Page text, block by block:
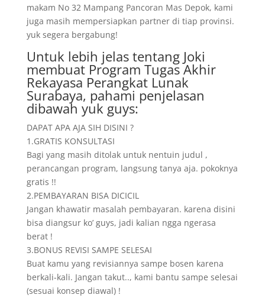
makam No 32 Mampang Pancoran Mas Depok, kami
juga masih mempersiapkan partner di tiap provinsi.
yuk segera bergabung!
Untuk lebih jelas tentang Joki
membuat Program Tugas Akhir
Rekayasa Perangkat Lunak
Surabaya, pahami penjelasan
dibawah yuk guys:
DAPAT APA AJA SIH DISINI ?
1.GRATIS KONSULTASI
Bagi yang masih ditolak untuk nentuin judul ,
perancangan program, langsung tanya aja. pokoknya
gratis !!
2.PEMBAYARAN BISA DICICIL
Jangan khawatir masalah pembayaran. karena disini
bisa diangsur ko’ guys, jadi kalian ngga ngerasa
berat !
3.BONUS REVISI SAMPE SELESAI
Buat kamu yang revisiannya sampe bosen karena
berkali-kali. Jangan takut.., kami bantu sampe selesai
(sesuai konsep diawal) !